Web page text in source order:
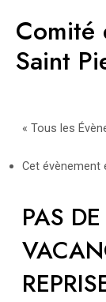
Comité
Saint
« Tous les
Cet évènement
PAS